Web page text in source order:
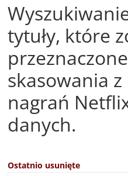
tytuły, które
skasowania
nagrań
danych.
Ostatnio usunięte